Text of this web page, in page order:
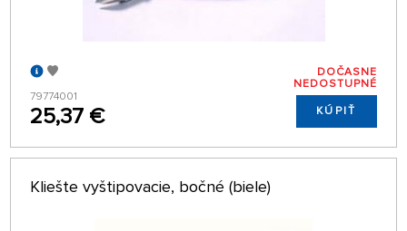
79774001
25,37 €
DOČASNE
NEDOSTUPNÉ
KÚPIŤ
Kliešte vyštipovacie, bočné (biele)